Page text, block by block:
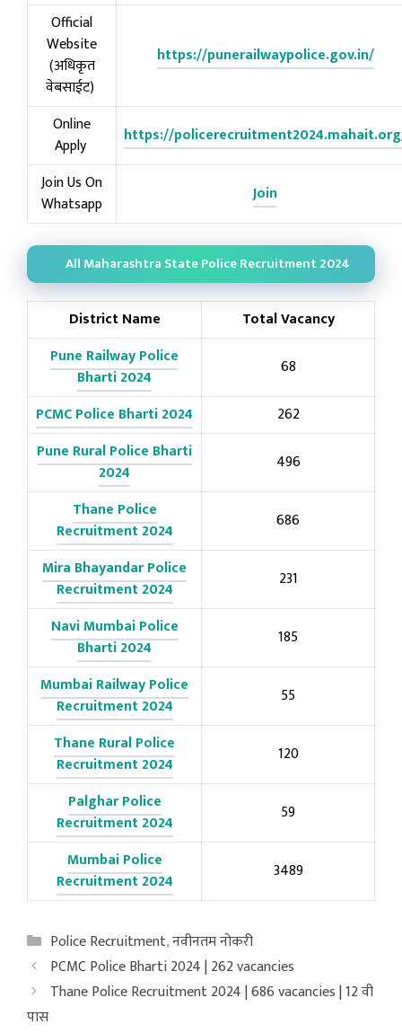
Official
Website
(अधिकृत
वेबसाईट)
https://punerailwaypolice.gov.in/
Online
Apply
https://
Join Us On
Whatsapp
Join
All Maharashtra State Police Recruitment 2024
District Name
Total Vacancy
Pune Railway Police
Bharti 2024
68
PCMC Police Bharti 2024
262
Pune Rural Police Bharti
2024
496
Thane Police
Recruitment 2024
686
Mira Bhayandar Police
Recruitment 2024
231
Navi Mumbai Police
Bharti 2024
185
Mumbai Railway Police
Recruitment 2024
55
Thane Rural Police
Recruitment 2024
120
Palghar Police
Recruitment 2024
59
Mumbai Police
Recruitment 2024
3489
Categories
Police Recruitment,नवीनतम नोकरी
PCMC Police Bharti 2024 | 262 vacancies
Thane Police Recruitment 2024 | 686 vacancies | 12 वी
पास